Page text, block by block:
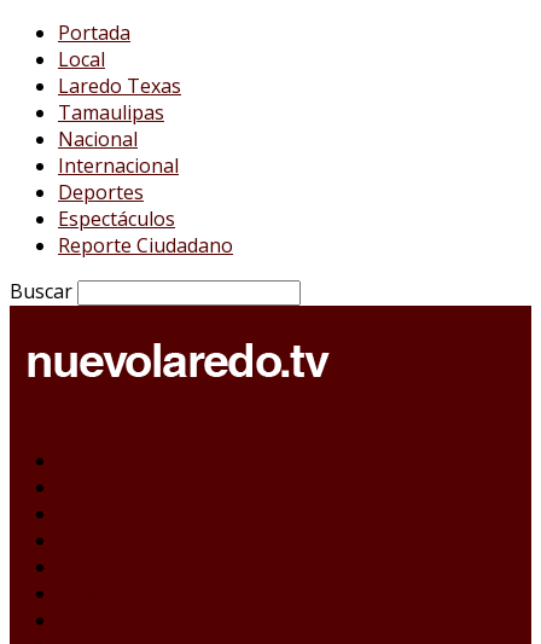
Portada
Local
Laredo Texas
Tamaulipas
Nacional
Internacional
Deportes
Espectáculos
Reporte Ciudadano
Buscar